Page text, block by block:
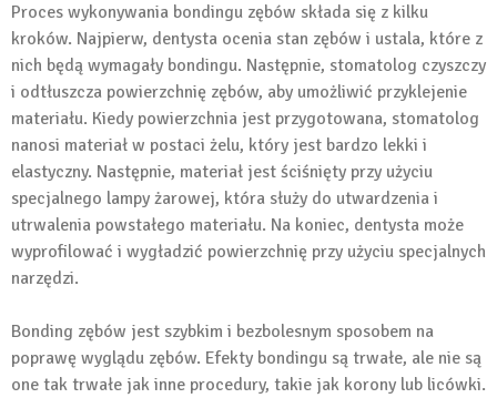
Proces wykonywania bondingu zębów składa się z kilku
kroków. Najpierw, dentysta ocenia stan zębów i ustala, które z
nich będą wymagały bondingu. Następnie, stomatolog czyszczy
i odtłuszcza powierzchnię zębów, aby umożliwić przyklejenie
materiału. Kiedy powierzchnia jest przygotowana, stomatolog
nanosi materiał w postaci żelu, który jest bardzo lekki i
elastyczny. Następnie, materiał jest ściśnięty przy użyciu
specjalnego lampy żarowej, która służy do utwardzenia i
utrwalenia powstałego materiału. Na koniec, dentysta może
wyprofilować i wygładzić powierzchnię przy użyciu specjalnych
narzędzi.
Bonding zębów jest szybkim i bezbolesnym sposobem na
poprawę wyglądu zębów. Efekty bondingu są trwałe, ale nie są
one tak trwałe jak inne procedury, takie jak korony lub licówki.